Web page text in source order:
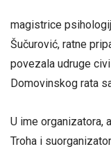
magistrice
Šučurović, ratne
povezala udruge
Domovinskog rata
U ime organizatora,
Troha i